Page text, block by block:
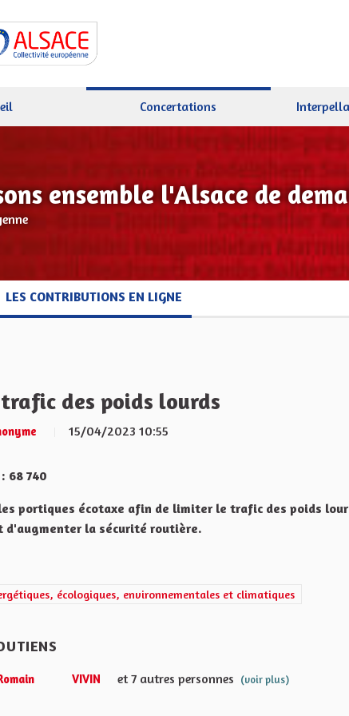
Concertations
ensemble l'Alsace de
LES CONTRIBUTIONS EN LIGNE
des poids lourds
15/04/2023 10:55
68 740
portiques écotaxe afin de limiter le trafic des poids
d'augmenter la sécurité routière.
de la catégorie : Les transitions énergétiques, écologiques,
écologiques, environnementales et climatiques
VIVIN et 7 autres personnes (voir plus)